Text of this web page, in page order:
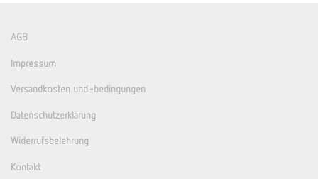
AGB
Impressum
Versandkosten und -bedingungen
Datenschutzerklärung
Widerrufsbelehrung
Kontakt